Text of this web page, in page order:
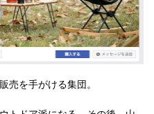
売を手がける集団。